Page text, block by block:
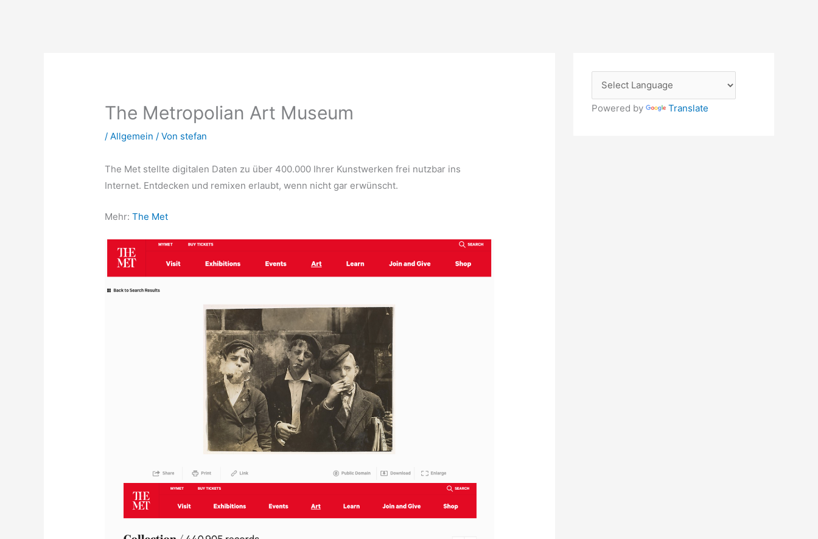
The Metropolian Art Museum
/Allgemein / Von stefan
The Met stellte digitalen Daten zu über 400.000 Ihrer Kunstwerken frei nutzbar ins
Internet. Entdecken und remixen erlaubt, wenn nicht gar erwünscht.
Mehr:The Met
Powered by Translate